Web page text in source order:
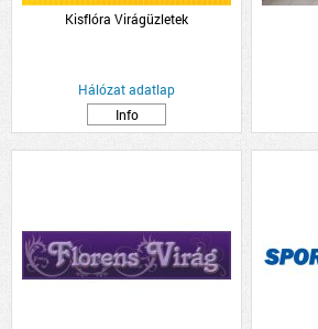
Kisflóra Virágüzletek
Hálózat adatlap
Info